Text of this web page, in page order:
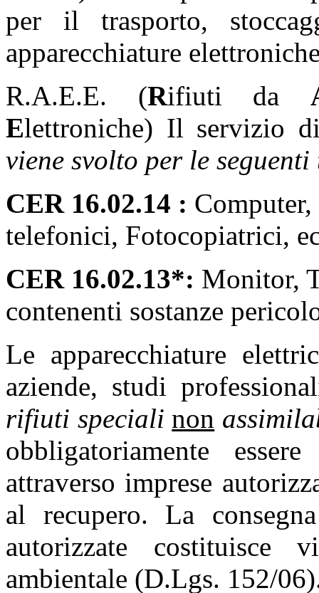
per il trasporto,
apparecchiature
R.A.E.E. (Rifiuti da
Elettroniche) Il servizio
viene svolto per le
CER 16.02.14 :
telefonici, Fotocopiatrici,
CER 16.02.13*: Monitor,
contenenti sostanze
Le apparecchiature
aziende, studi
rifiuti speciali non
obbligatoriamente
attraverso imprese
al recupero. La
autorizzate costituisce
ambientale (D.Lgs. 152/